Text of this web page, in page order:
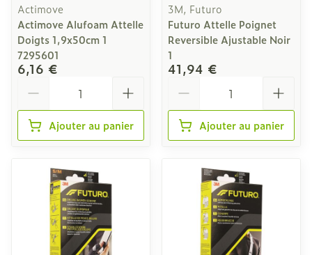
Actimove
Actimove Alufoam Attelle
Doigts 1,9x50cm 1
7295601
6,16 €
Ajouter au panier
3M, Futuro
Futuro Attelle Poignet
Reversible Ajustable Noir
1
41,94 €
Ajouter au panier